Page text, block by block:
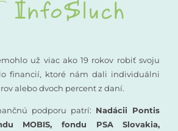
už viac ako 19 rokov robiť svoju
financií, ktoré nám dali individuálni
alebo dvoch percent z daní.
podporu patrí: Nadácii Pontis
MOBIS, fondu PSA Slovakia,